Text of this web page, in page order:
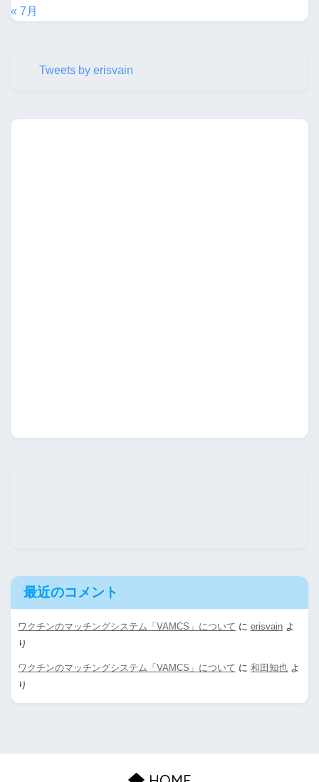
« 7月
Tweets by erisvain
最近のコメント
ワクチンのマッチングシステム「VAMCS」について に erisvain よ
り
ワクチンのマッチングシステム「VAMCS」について に 和田知也 よ
り